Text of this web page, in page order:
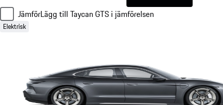
JämförLägg till Taycan GTS i jämförelsen
Elektrisk